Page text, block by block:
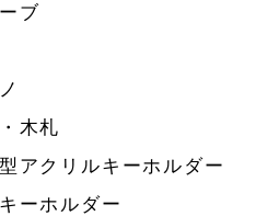
ブ
木札
アクリルキーホルダー
ーホルダー